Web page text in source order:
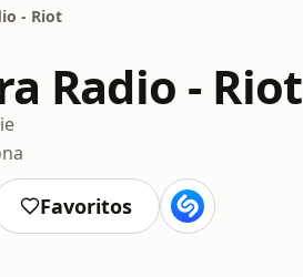
- Riot
Radio - Riot
Favoritos